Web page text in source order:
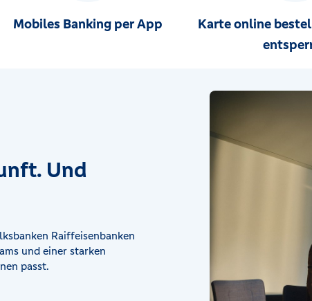
Mobiles Banking per App
Karte online
Und
Raiffeisenbanken
und einer starken
passt.